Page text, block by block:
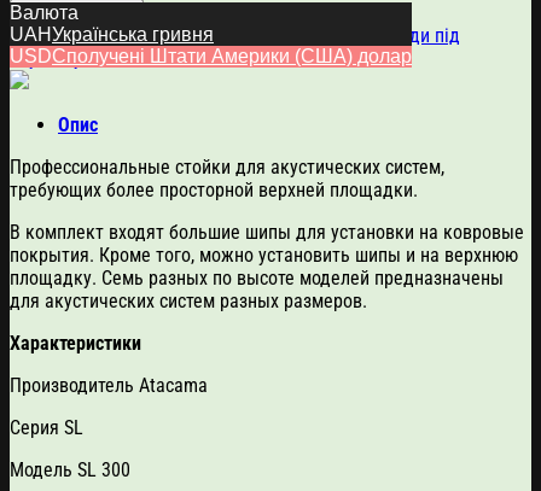
Додати в кошик
Артикул:617 Категорії:Аксесуари
Стенди під
акустику
Опис
Профессиональные стойки для акустических систем,
требующих более просторной верхней площадки.
В комплект входят большие шипы для установки на ковровые
покрытия. Кроме того, можно установить шипы и на верхнюю
площадку. Семь разных по высоте моделей предназначены
для акустических систем разных размеров.
Характеристики
Производитель Atacama
Серия SL
Модель SL 300
Валюта
UAHУкраїнська гривня
USDСполучені Штати Америки (США) долар